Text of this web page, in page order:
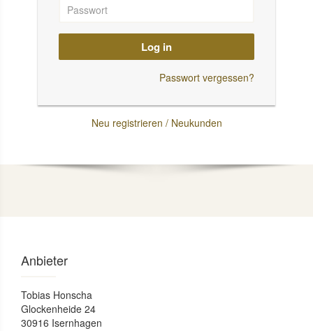
Log in
Passwort vergessen?
Neu registrieren / Neukunden
Anbieter
Tobias Honscha
Glockenheide 24
30916 Isernhagen